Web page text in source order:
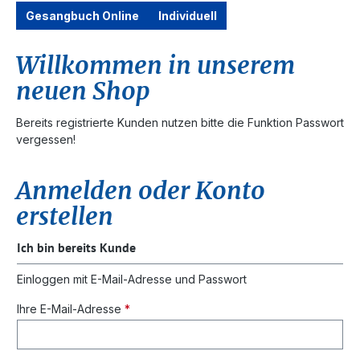
Gesangbuch Online Individuell
Willkommen in unserem
neuen Shop
Bereits registrierte Kunden nutzen bitte die Funktion Passwort
vergessen!
Anmelden oder Konto
erstellen
Ich bin bereits Kunde
Einloggen mit E-Mail-Adresse und Passwort
Ihre E-Mail-Adresse *